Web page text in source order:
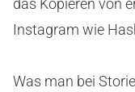
das Kopieren von
Instagram wie
Was man bei